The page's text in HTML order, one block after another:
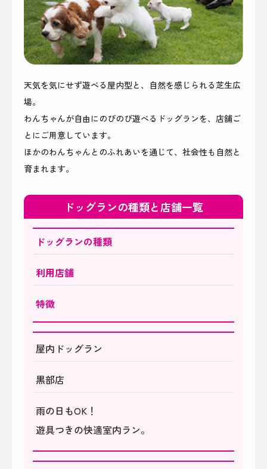
天気を気にせず遊べる屋内型と、自然を感じられる芝生広
場。
わんちゃんが自由にのびのび遊べるドッグランを、店舗ご
とにご用意しています。
ほかのわんちゃんとのふれあいを通じて、社会性も自然と
育まれます。​​​​​​​
ドッグランの種類と店舗一覧
ドッグランの種類​​​​​​​
利用店舗​​​​​​​
特徴​​​​​​​
屋内ドッグラン
黒部店
雨の日もOK！
遊具つきの快適室内ラン。